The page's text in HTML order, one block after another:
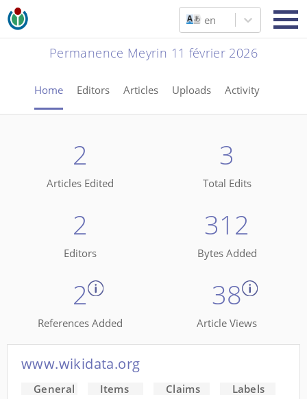
en
Permanence Meyrin 11 février 2026
Home Editors Articles Uploads Activity
2
Articles Edited
3
Total Edits
2
Editors
312
Bytes Added
2
References Added
38
Article Views
www.wikidata.org
General Items Claims Labels